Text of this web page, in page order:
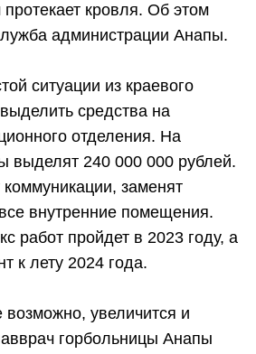
протекает кровля. Об этом
администрации Анапы.
ситуации из краевого
средства на
отделения. На
выделят 240 000 000 рублей.
заменят
внутренние помещения.
работ пройдет в 2023 году, а
к лету 2024 года.
увеличится и
горбольницы Анапы